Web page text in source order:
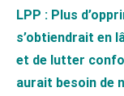
LPP : Plus
s’obtiendrait en
et de lutter
aurait besoin de